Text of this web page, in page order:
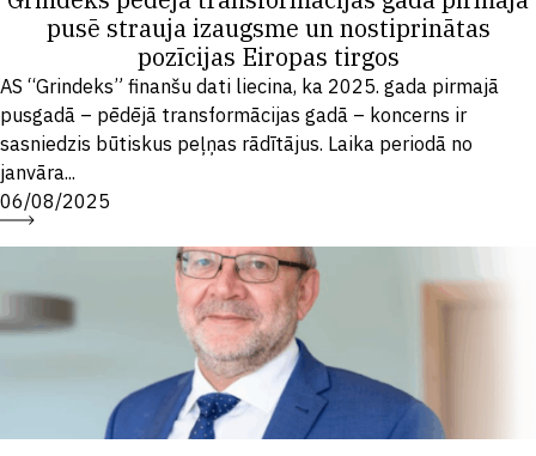
pusē strauja izaugsme un nostiprinātas
pozīcijas Eiropas tirgos
AS “Grindeks” finanšu dati liecina, ka 2025. gada pirmajā
pusgadā – pēdējā transformācijas gadā – koncerns ir
sasniedzis būtiskus peļņas rādītājus. Laika periodā no
janvāra...
06/08/2025